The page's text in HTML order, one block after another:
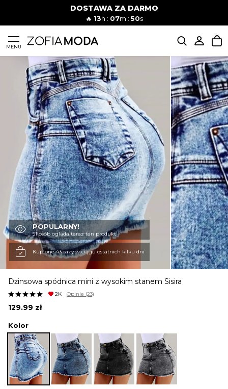
DOSTAWA ZA DARMO
🔥 13h : 07m : 49s
MENU
SUKIENKI
KOMPLETY
JEANSY
SZORTY
MODA PLAŻOWA
BLUZKI
KURTKI I PŁASZCZE
SPODNIE
KOMBINEZONY
POPULARNY!
51 osób ogląda teraz ten produkt
Kupione 43 razy w ciągu ostatnich kilku dni
Dżinsowa spódnica mini z wysokim stanem Sisira
2K Opinie (23)
129.99 zł
Kolor